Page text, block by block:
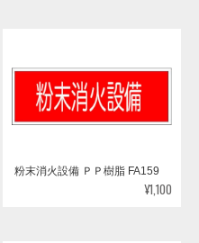
粉末消火設備 ＰＰ樹脂 FA159
¥1,100